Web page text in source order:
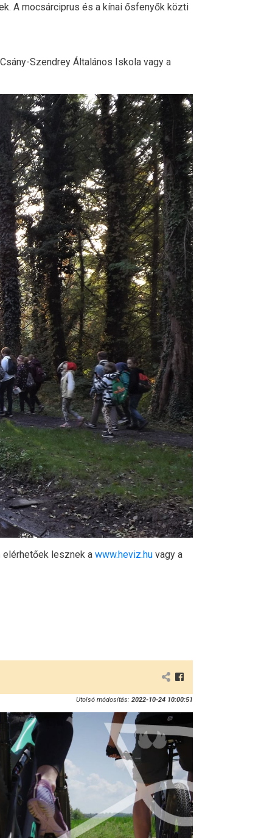
A mocsárciprus és a kínai ősfenyők közti
Szendrey Általános Iskola vagy a
elérhetőek lesznek a www.heviz.hu vagy a
Utolsó módosítás: 2022-10-24 10:00:51